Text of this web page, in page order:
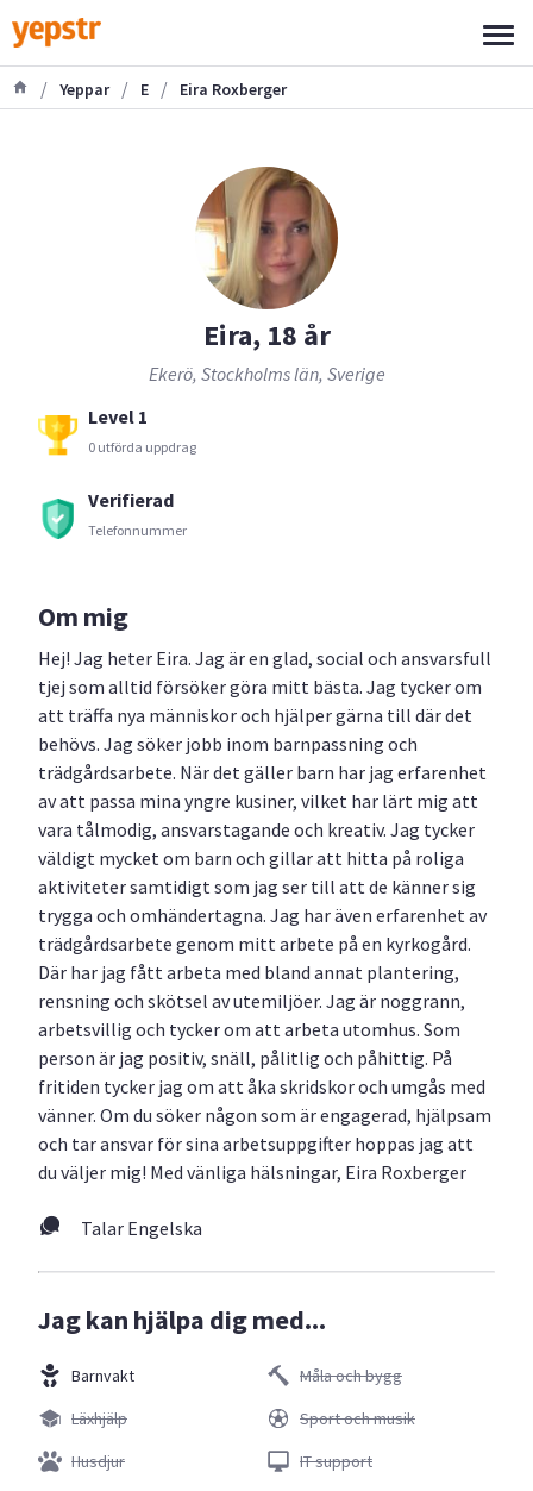
/ Yeppar / E / Eira Roxberger
Eira, 18 år
Ekerö, Stockholms län, Sverige
Level 1
0 utförda uppdrag
Verifierad
Telefonnummer
Om mig
Hej! Jag heter Eira. Jag är en glad, social och ansvarsfull
tjej som alltid försöker göra mitt bästa. Jag tycker om
att träffa nya människor och hjälper gärna till där det
behövs. Jag söker jobb inom barnpassning och
trädgårdsarbete. När det gäller barn har jag erfarenhet
av att passa mina yngre kusiner, vilket har lärt mig att
vara tålmodig, ansvarstagande och kreativ. Jag tycker
väldigt mycket om barn och gillar att hitta på roliga
aktiviteter samtidigt som jag ser till att de känner sig
trygga och omhändertagna. Jag har även erfarenhet av
trädgårdsarbete genom mitt arbete på en kyrkogård.
Där har jag fått arbeta med bland annat plantering,
rensning och skötsel av utemiljöer. Jag är noggrann,
arbetsvillig och tycker om att arbeta utomhus. Som
person är jag positiv, snäll, pålitlig och påhittig. På
fritiden tycker jag om att åka skridskor och umgås med
vänner. Om du söker någon som är engagerad, hjälpsam
och tar ansvar för sina arbetsuppgifter hoppas jag att
du väljer mig! Med vänliga hälsningar, Eira Roxberger
Talar Engelska
Jag kan hjälpa dig med...
Barnvakt
Läxhjälp
Husdjur
Måla och bygg
Sport och musik
IT support